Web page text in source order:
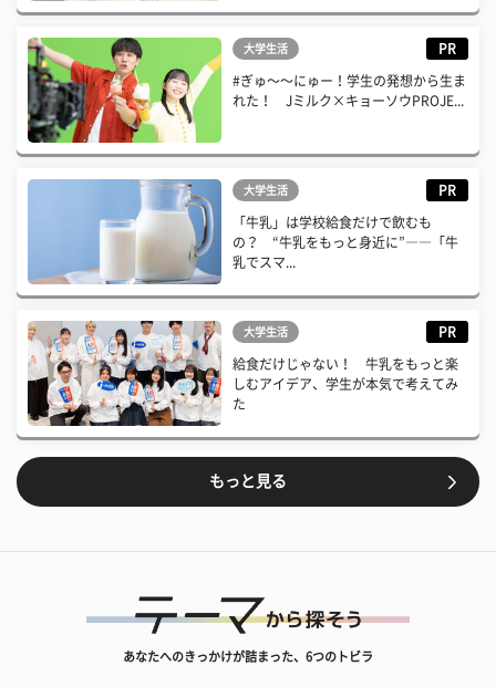
大学生活 PR
#ぎゅ〜〜にゅー！学生の発想から生ま
れた！ Jミルク×キョーソウPROJE...
大学生活 PR
「牛乳」は学校給食だけで飲むも
の？ “牛乳をもっと身近に”――「牛
乳でスマ...
大学生活 PR
給食だけじゃない！ 牛乳をもっと楽
しむアイデア、学生が本気で考えてみ
た
もっと見る
あなたへのきっかけが詰まった、6つのトビラ